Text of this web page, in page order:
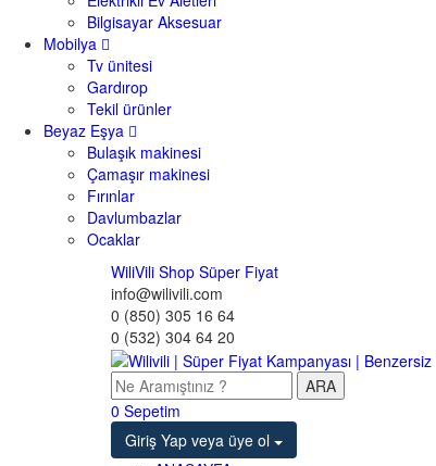
Bilgisayar Aksesuar
Mobilya
Tv ünitesi
Gardırop
Tekil ürünler
Beyaz Eşya
Bulaşık makinesi
Çamaşır makinesi
Fırınlar
Davlumbazlar
Ocaklar
WiliVili Shop Süper Fiyat
info@wilivili.com
0 (850) 305 16 64
0 (532) 304 64 20
ARA
0 Sepetim
Giriş Yap veya üye ol